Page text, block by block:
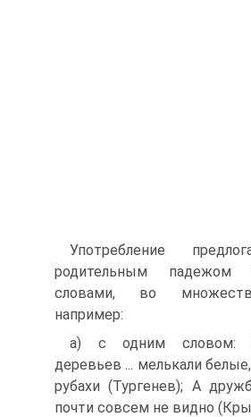
Употребление
родительным
словами, во
например:
а) с одним словом:
деревьев ... мелькали
рубахи (Тургенев); А
почти совсем не видно